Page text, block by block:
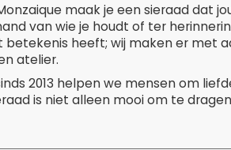
maak je een sieraad dat
van wie je houdt of ter
betekenis heeft; wij maken er met
atelier.
2013 helpen we mensen om
is niet alleen mooi om te